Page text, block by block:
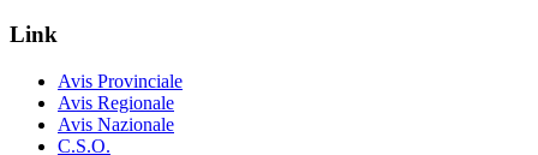
Link
Avis Provinciale
Avis Regionale
Avis Nazionale
C.S.O.